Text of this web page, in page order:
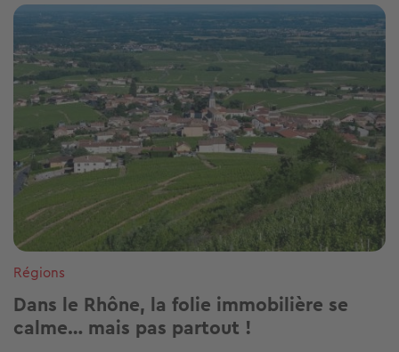
Image
Régions
Dans le Rhône, la folie immobilière se
calme… mais pas partout !